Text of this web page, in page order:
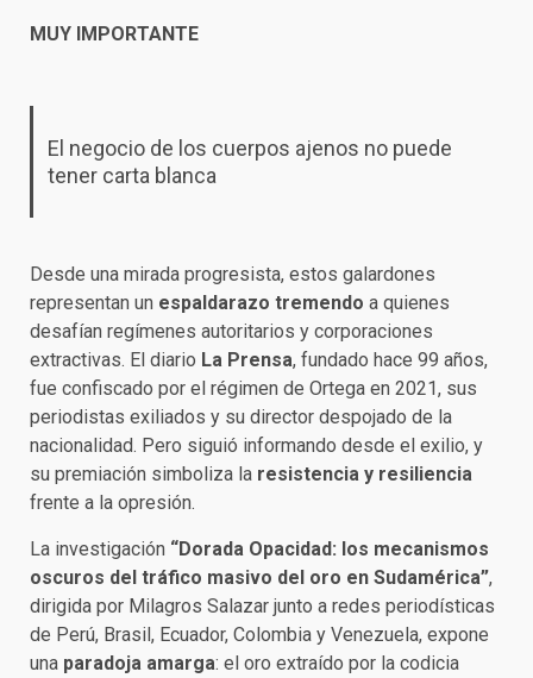
MUY IMPORTANTE
El negocio de los cuerpos ajenos no puede
tener carta blanca
Desde una mirada progresista, estos galardones
representan un espaldarazo tremendo a quienes
desafían regímenes autoritarios y corporaciones
extractivas. El diario La Prensa, fundado hace 99 años,
fue confiscado por el régimen de Ortega en 2021, sus
periodistas exiliados y su director despojado de la
nacionalidad. Pero siguió informando desde el exilio, y
su premiación simboliza la resistencia y resiliencia
frente a la opresión.
La investigación “Dorada Opacidad: los mecanismos
oscuros del tráfico masivo del oro en Sudamérica”,
dirigida por Milagros Salazar junto a redes periodísticas
de Perú, Brasil, Ecuador, Colombia y Venezuela, expone
una paradoja amarga: el oro extraído por la codicia